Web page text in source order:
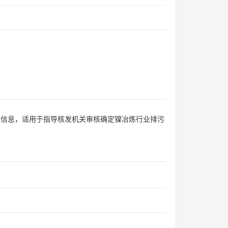
息，适用于指导核发机关审核确定镍冶炼行业排污